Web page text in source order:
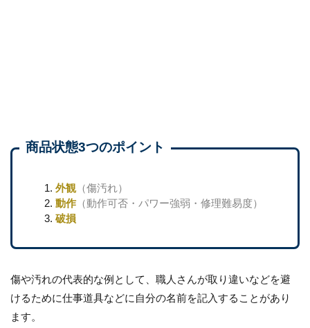
商品状態3つのポイント
外観（傷汚れ）
動作（動作可否・パワー強弱・修理難易度）
破損
傷や汚れの代表的な例として、職人さんが取り違いなどを避
けるために仕事道具などに自分の名前を記入することがあり
ます。